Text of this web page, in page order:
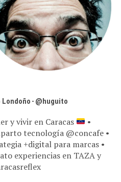
Londoño - @huguito
y vivir en Caracas
•
tecnología @concafe •
+digital para marcas •
experiencias en TAZA y